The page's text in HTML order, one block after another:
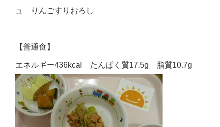
ュ りんごすりおろし
【普通食】
エネルギー436kcal たんぱく質17.5g 脂質10.7g